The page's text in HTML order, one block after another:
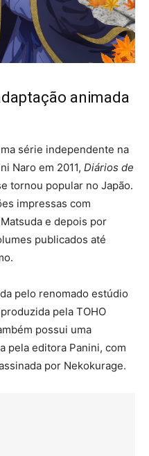
animada
série independente na
Naro em 2011, Diários de
tornou popular no Japão.
impressas com
e depois por
publicados até
pelo renomado estúdio
pela TOHO
possui uma
pela editora Panini, com
por Nekokurage.